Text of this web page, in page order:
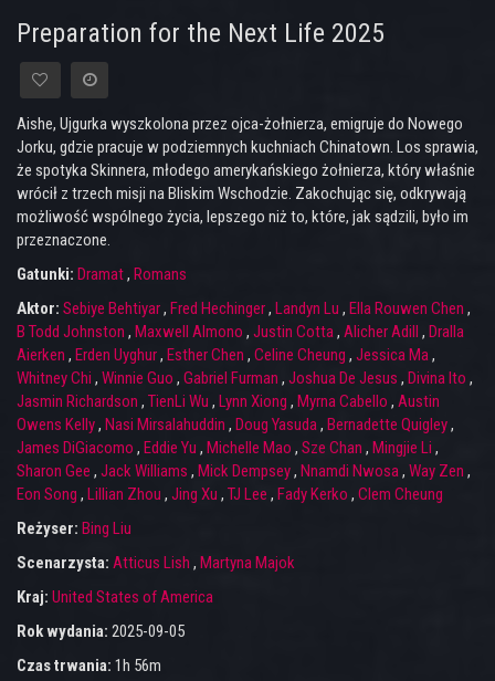
Preparation for the Next Life 2025
Aishe, Ujgurka wyszkolona przez ojca-żołnierza, emigruje do Nowego
Jorku, gdzie pracuje w podziemnych kuchniach Chinatown. Los sprawia,
że ​​spotyka Skinnera, młodego amerykańskiego żołnierza, który właśnie
wrócił z trzech misji na Bliskim Wschodzie. Zakochując się, odkrywają
możliwość wspólnego życia, lepszego niż to, które, jak sądzili, było im
przeznaczone.
Gatunki: Dramat, Romans
Aktor: Sebiye Behtiyar, Fred Hechinger, Landyn Lu , Ella Rouwen Chen ,
B Todd Johnston , Maxwell Almono , Justin Cotta, Alicher Adill , Dralla
Aierken , Erden Uyghur, Esther Chen , Celine Cheung , Jessica Ma,
Whitney Chi , Winnie Guo , Gabriel Furman , Joshua De Jesus , Divina Ito ,
Jasmin Richardson , TienLi Wu , Lynn Xiong , Myrna Cabello , Austin
Owens Kelly, Nasi Mirsalahuddin , Doug Yasuda, Bernadette Quigley,
James DiGiacomo , Eddie Yu , Michelle Mao , Sze Chan , Mingjie Li ,
Sharon Gee , Jack Williams , Mick Dempsey, Nnamdi Nwosa, Way Zen ,
Eon Song , Lillian Zhou , Jing Xu , TJ Lee , Fady Kerko , Clem Cheung
Reżyser: Bing Liu
Scenarzysta: Atticus Lish , Martyna Majok
Kraj: United States of America
Rok wydania: 2025-09-05
Czas trwania: 1h 56m